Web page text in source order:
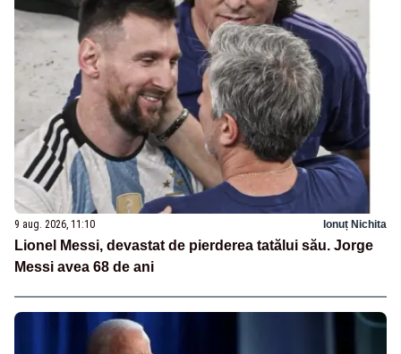
9 aug. 2026, 11:10 Ionuț Nichita
Lionel Messi, devastat de pierderea tatălui său. Jorge
Messi avea 68 de ani